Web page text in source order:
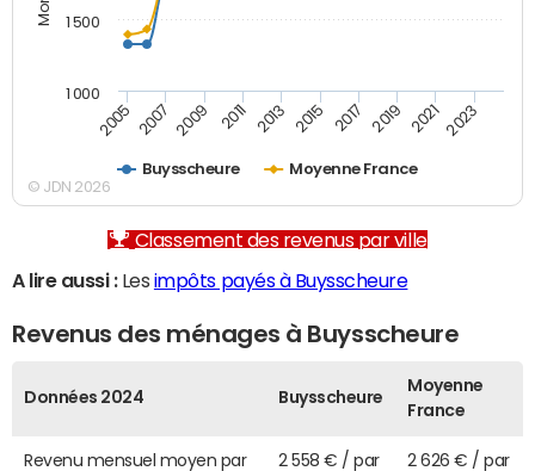
Buysscheure Moyenne France
2005 2007 2009 2011 2013 2015 2017 2019 2021 2023
1 000
1 500
© JDN 2026
Classement des revenus par ville
A lire aussi :Les impôts payés à Buysscheure
Revenus des ménages à Buysscheure
Données 2024 Buysscheure
Moyenne
France
Revenu mensuel moyen par
2 558 € / par
2 626 € / par